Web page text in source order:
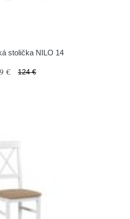
stolička NILO 14
€ 124 €